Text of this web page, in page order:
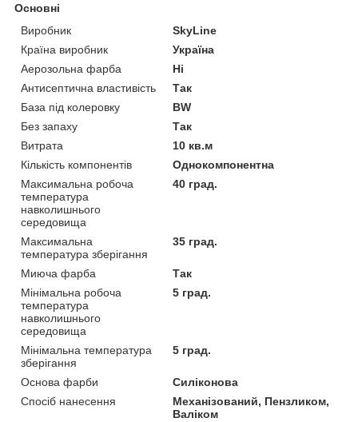
Основні
Виробник
SkyLine
Країна виробник
Україна
Аерозольна фарба
Ні
Антисептична властивість
Так
База під колеровку
BW
Без запаху
Так
Витрата
10 кв.м
Кількість компонентів
Однокомпонентна
Максимальна робоча
температура
навколишнього
середовища
40 град.
Максимальна
температура зберігання
35 град.
Миюча фарба
Так
Мінімальна робоча
температура
навколишнього
середовища
5 град.
Мінімальна температура
зберігання
5 град.
Основа фарби
Силіконова
Спосіб нанесення
Механізований, Пензликом,
Валіком